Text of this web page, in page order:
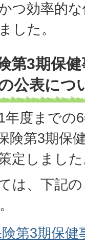
つ効率的
した。
第3期保
公表につ
年度までの
険第3期保
定しまし
は、下記
第3期保